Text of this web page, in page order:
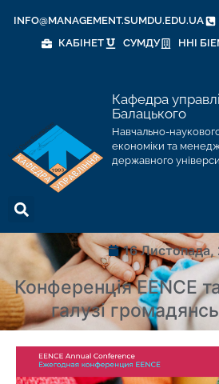
INFO@MANAGEMENT.SUMDU.EDU.UA
КАБІНЕТ
СУМДУ ННІ
Кафедра
Балацького
Навчально-наукового
економіки та
державного
16 Листопада,
Конференція EENCE
галузі